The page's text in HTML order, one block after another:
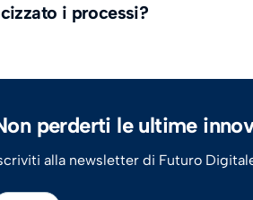
i processi?
perderti le ultime
alla newsletter di Futuro